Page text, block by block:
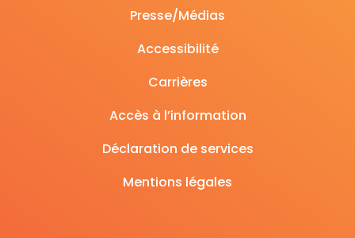
Presse/Médias
Accessibilité
Carrières
Accès à l’information
Déclaration de services
Mentions légales